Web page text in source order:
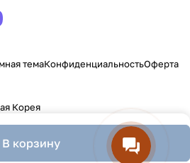
В корзину
темаКонфиденциальностьОферта
Корея